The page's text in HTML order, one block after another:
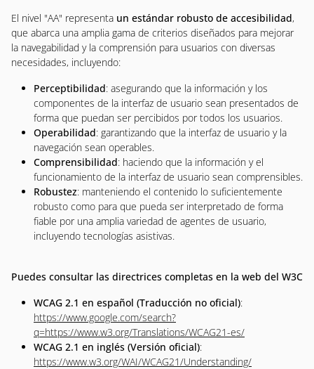
El nivel "AA" representa un estándar robusto de accesibilidad,
que abarca una amplia gama de criterios diseñados para mejorar
la navegabilidad y la comprensión para usuarios con diversas
necesidades, incluyendo:
Perceptibilidad: asegurando que la información y los
componentes de la interfaz de usuario sean presentados de
forma que puedan ser percibidos por todos los usuarios.
Operabilidad: garantizando que la interfaz de usuario y la
navegación sean operables.
Comprensibilidad: haciendo que la información y el
funcionamiento de la interfaz de usuario sean comprensibles.
Robustez: manteniendo el contenido lo suficientemente
robusto como para que pueda ser interpretado de forma
fiable por una amplia variedad de agentes de usuario,
incluyendo tecnologías asistivas.
Puedes consultar las directrices completas en la web del W3C
WCAG 2.1 en español (Traducción no oficial):
https://www.google.com/search?
q=https://www.w3.org/Translations/WCAG21-es/
WCAG 2.1 en inglés (Versión oficial):
https://www.w3.org/WAI/WCAG21/Understanding/